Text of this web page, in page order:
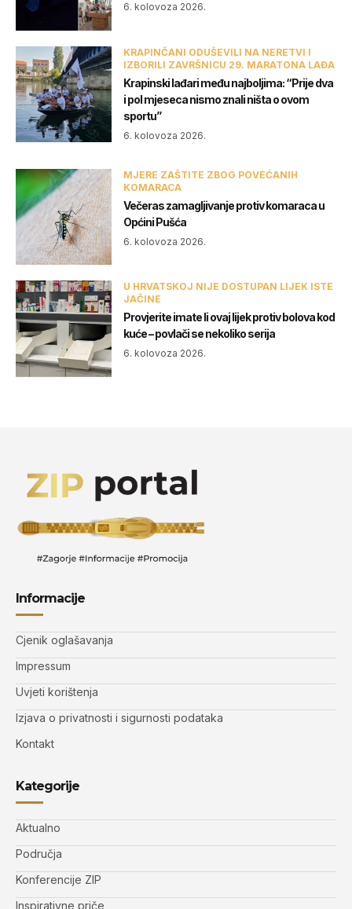
6. kolovoza 2026.
KRAPINČANI ODUŠEVILI NA NERETVI I
IZBORILI ZAVRŠNICU 29. MARATONA LAĐA
Krapinski lađari među najboljima: “Prije dva
i pol mjeseca nismo znali ništa o ovom
sportu”
6. kolovoza 2026.
MJERE ZAŠTITE ZBOG POVEĆANIH
KOMARACA
Večeras zamagljivanje protiv komaraca u
Općini Pušća
6. kolovoza 2026.
U HRVATSKOJ NIJE DOSTUPAN LIJEK ISTE
JAČINE
Provjerite imate li ovaj lijek protiv bolova kod
kuće – povlači se nekoliko serija
6. kolovoza 2026.
Informacije
Cjenik oglašavanja
Impressum
Uvjeti korištenja
Izjava o privatnosti i sigurnosti podataka
Kontakt
Kategorije
Aktualno
Područja
Konferencije ZIP
Inspirativne priče